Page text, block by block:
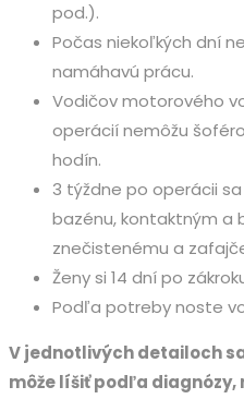
pod.).
Počas niekoľkých dní
namáhavú prácu.
Vodičov motorového
operácií nemôžu
hodín.
3 týždne po operácii
bazénu, kontaktným a
znečistenému a
Ženy si 14 dní po
Podľa potreby noste
V jednotlivých detailoch
môže líšiť podľa